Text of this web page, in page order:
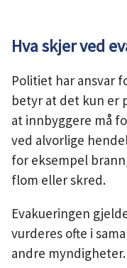
u
n
e
Hva skjer ved
Politiet har ansvar
betyr at det kun er
at innbyggere må
ved alvorlige
for eksempel
flom eller skred.
Evakueringen
vurderes ofte i
andre myndigheter.